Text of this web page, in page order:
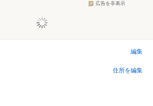
広告を非表示
編集
住所を編集